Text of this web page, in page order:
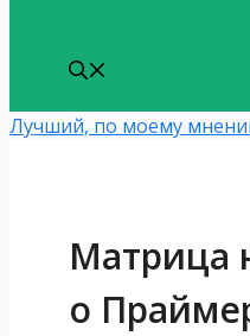
Лучший, по моему
Матрица
о